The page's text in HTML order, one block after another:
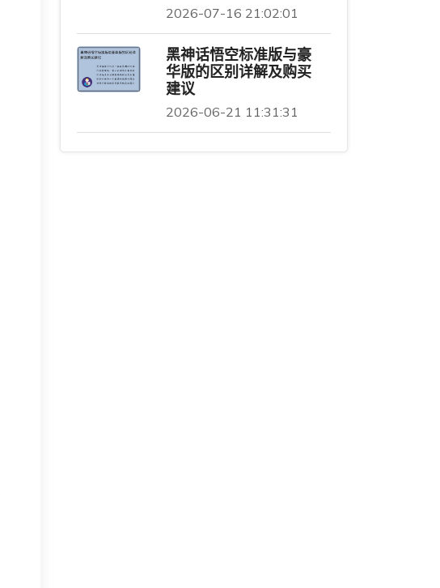
2026-07-16 21:02:01
黑神话悟空标准版与豪
华版的区别详解及购买
建议
2026-06-21 11:31:31